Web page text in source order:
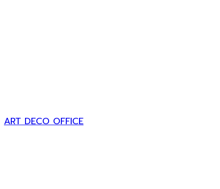
ART DECO OFFICE